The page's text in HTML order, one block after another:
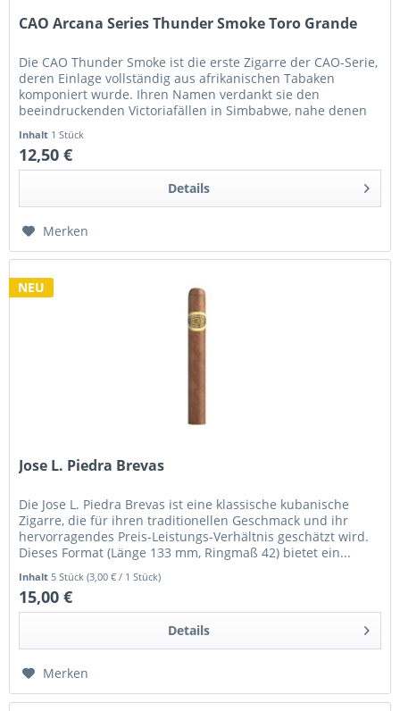
CAO Arcana Series Thunder Smoke Toro Grande
Die CAO Thunder Smoke ist die erste Zigarre der CAO-Serie,
deren Einlage vollständig aus afrikanischen Tabaken
komponiert wurde. Ihren Namen verdankt sie den
beeindruckenden Victoriafällen in Simbabwe, nahe denen
Inhalt 1 Stück
12,50 €
Details
Merken
NEU
Jose L. Piedra Brevas
Die Jose L. Piedra Brevas ist eine klassische kubanische
Zigarre, die für ihren traditionellen Geschmack und ihr
hervorragendes Preis-Leistungs-Verhältnis geschätzt wird.
Dieses Format (Länge 133 mm, Ringmaß 42) bietet ein...
Inhalt5 Stück(3,00 € / 1 Stück)
15,00 €
Details
Merken